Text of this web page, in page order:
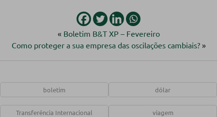
« Boletim B&T XP – Fevereiro
Como proteger a sua empresa das oscilações cambiais?»
boletim dólar
Transferência Internacional viagem